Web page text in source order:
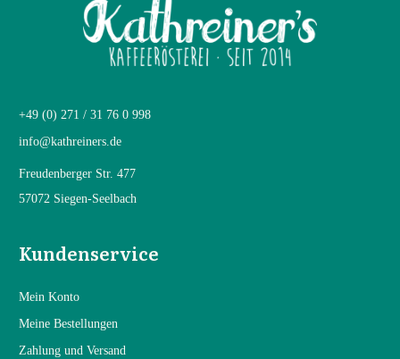
+49 (0) 271 / 31 76 0 998
info@kathreiners.de
Freudenberger Str. 477
57072 Siegen-Seelbach
Kundenservice
Mein Konto
Meine Bestellungen
Zahlung und Versand